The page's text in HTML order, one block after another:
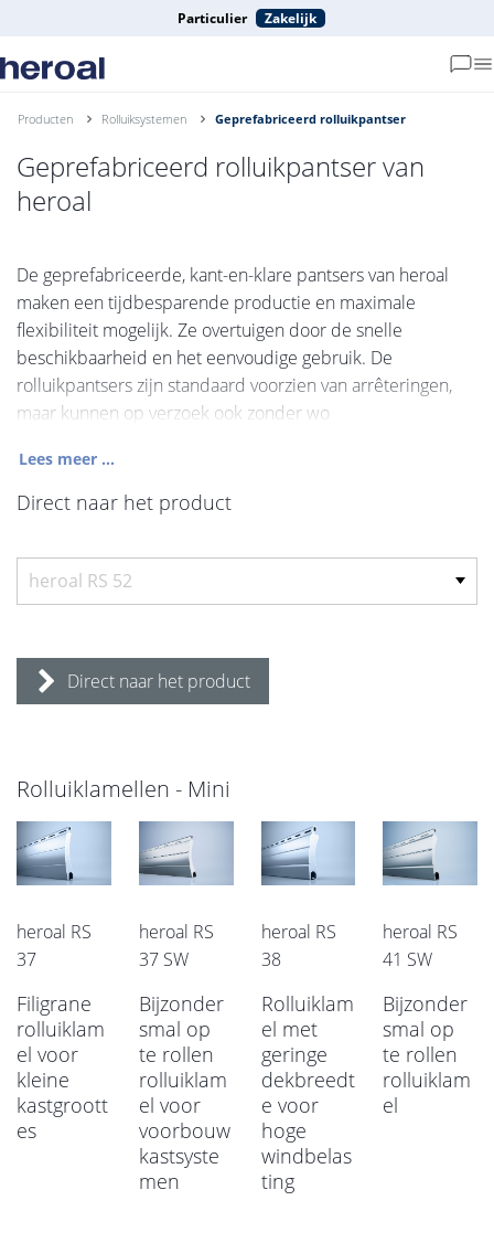
Particulier Zakelijk
Producten Rolluiksystemen Geprefabriceerd rolluikpantser
Geprefabriceerd rolluikpantser van
heroal
De geprefabriceerde, kant-en-klare pantsers van heroal
maken een tijdbesparende productie en maximale
flexibiliteit mogelijk. Ze overtuigen door de snelle
beschikbaarheid en het eenvoudige gebruik. De
rolluikpantsers zijn standaard voorzien van arrêteringen,
maar kunnen op verzoek ook zonder wo
Lees meer ...
Direct naar het product
Direct naar het product
Rolluiklamellen - Mini
heroal RS
37
Filigrane
rolluiklam
el voor
kleine
kastgroott
es
heroal RS
37 SW
Bijzonder
smal op
te rollen
rolluiklam
el voor
voorbouw
kastsyste
men
heroal RS
38
Rolluiklam
el met
geringe
dekbreedt
e voor
hoge
windbelas
ting
heroal RS
41 SW
Bijzonder
smal op
te rollen
rolluiklam
el